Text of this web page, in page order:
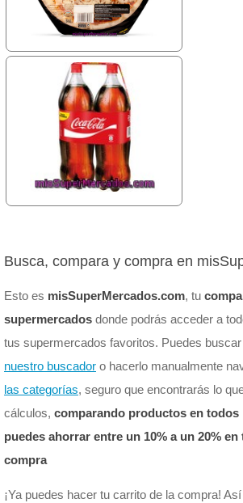
Busca, compara y compra en
Esto es misSuperMercados.com, tu
supermercados donde podrás acceder a
tus supermercados favoritos. Puedes
nuestro buscador o hacerlo manualmente
las categorías, seguro que encontrarás lo
cálculos, comparando productos en todos
puedes ahorrar entre un 10% a un 20%
compra
¡Ya puedes hacer tu carrito de la compra!